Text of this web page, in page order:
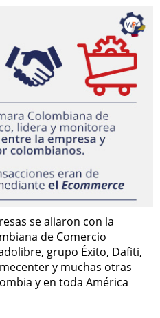
se aliaron con la
de Comercio
grupo Éxito, Dafiti,
y muchas otras
y en toda América